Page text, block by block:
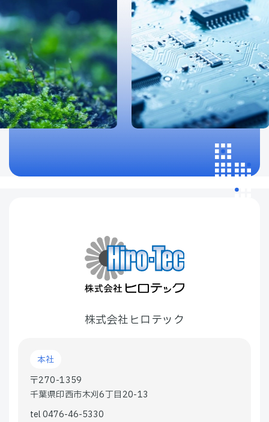
株式会社ヒロテック
本社
〒270-1359
千葉県印西市木刈6丁目20-13
tel 0476-46-5330